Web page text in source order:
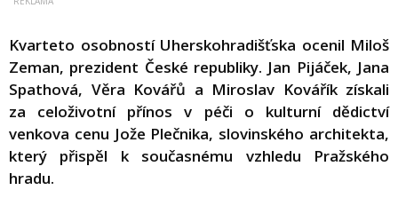
Kvarteto osobností Uherskohradišťska ocenil Miloš
Zeman, prezident České republiky. Jan Pijáček, Jana
Spathová, Věra Kovářů a Miroslav Kovářík získali
za celoživotní přínos v péči o kulturní dědictví
venkova cenu Jože Plečnika, slovinského architekta,
který přispěl k současnému vzhledu Pražského
hradu.